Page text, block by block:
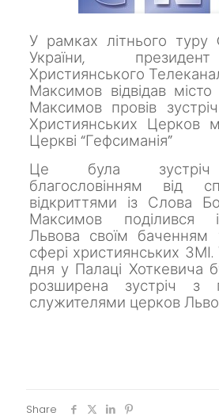
У рамках літнього туру
України,
Християнського
Максимов відвідав місто
Максимов провів
Християнських Церков
Церкві “Гефсиманія”
Це була зустріч
благословінням від
відкриттями із Слова
Максимов поділився
Львова своїм баченням
сфері християнських ЗМІ.
дня у Палаці Хоткевича
розширена зустріч з
служителями церков
Share